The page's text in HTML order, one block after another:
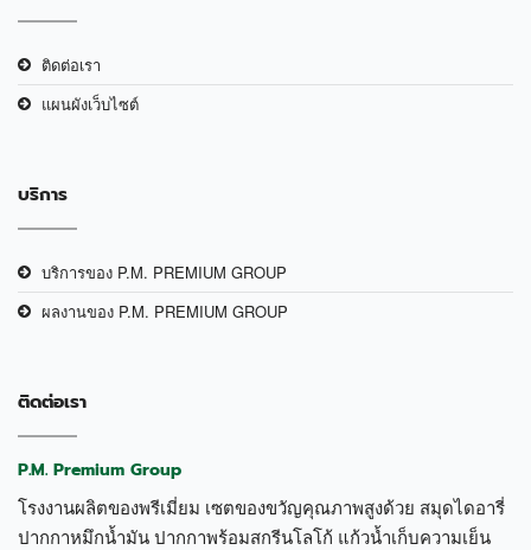
ติดต่อเรา
แผนผังเว็บไซต์
บริการ
บริการของ P.M. PREMIUM GROUP
ผลงานของ P.M. PREMIUM GROUP
ติดต่อเรา
P.M. Premium Group
โรงงานผลิตของพรีเมี่ยม เซตของขวัญคุณภาพสูงด้วย สมุดไดอารี่
ปากกาหมึกน้ำมัน ปากกาพร้อมสกรีนโลโก้ แก้วน้ำเก็บความเย็น